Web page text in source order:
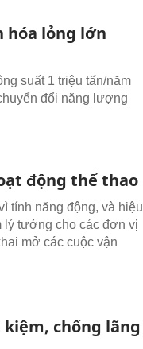
hóa lỏng lớn
suất 1 triệu tấn/năm
đổi năng lượng
động thể thao
tính năng động, và hiệu
lý tưởng cho các đơn vị
mở các cuộc vận
kiệm, chống lãng